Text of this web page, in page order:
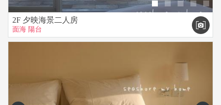
2F 夕映海景二人房
面海 陽台